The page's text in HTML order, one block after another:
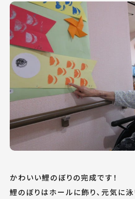
かわいい鯉のぼりの完成です！
鯉のぼりはホールに飾り、元気に泳